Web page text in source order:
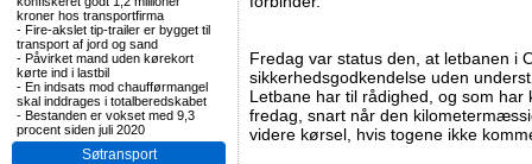
kroner hos transportfirma
- Fire-akslet tip-trailer er bygget til
transport af jord og sand
- Påvirket mand uden kørekort
kørte ind i lastbil
- En indsats mod chaufførmangel
skal inddrages i totalberedskabet
- Bestanden er vokset med 9,3
procent siden juli 2020
Søtransport
Fredag var status den, at letbanen i
sikkerhedsgodkendelse uden
Letbane har til rådighed, og som
fredag, snart når den
videre kørsel, hvis togene ikke